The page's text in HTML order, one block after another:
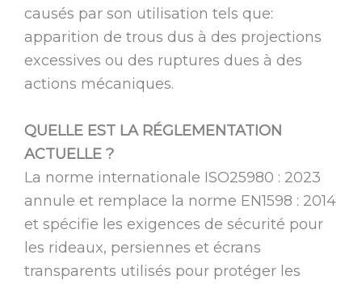
causés par son utilisation tels que:
apparition de trous dus à des projections
excessives ou des ruptures dues à des
actions mécaniques.
QUELLE EST LA RÉGLEMENTATION
ACTUELLE ?
La norme internationale ISO25980 : 2023
annule et remplace la norme EN1598 : 2014
et spécifie les exigences de sécurité pour
les rideaux, persiennes et écrans
transparents utilisés pour protéger les